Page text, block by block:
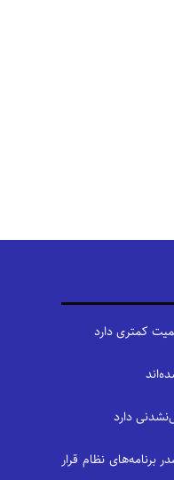
کمتری دارد
دارد
برنامه‌های نظام قرار